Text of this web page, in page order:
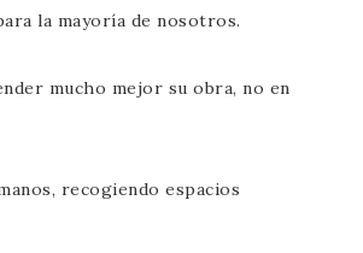
la mayoría de nosotros.
mucho mejor su obra, no en
recogiendo espacios